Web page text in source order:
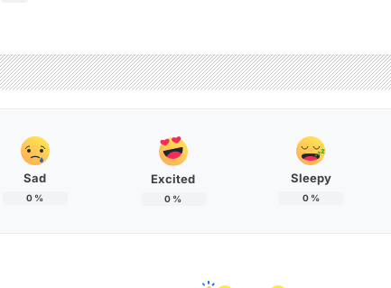
Sad
0 %
Excited
0 %
Sleepy
0%